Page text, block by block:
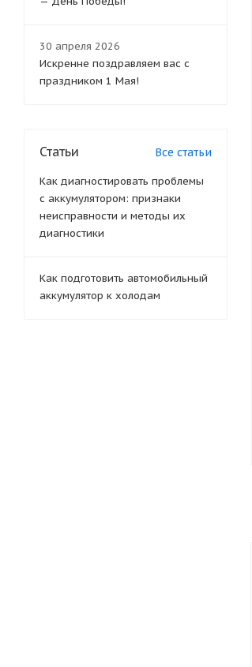
30 апреля 2026
Искренне поздравляем вас с
праздником 1 Мая!
Статьи Все статьи
Как диагностировать проблемы
с аккумулятором: признаки
неисправности и методы их
диагностики
Как подготовить автомобильный
аккумулятор к холодам